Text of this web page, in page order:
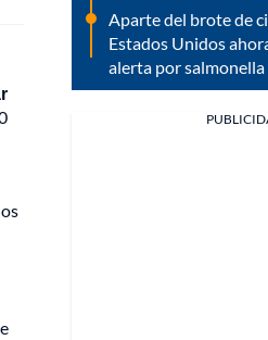
Aparte del brote de
Estados Unidos
alerta por salmonella